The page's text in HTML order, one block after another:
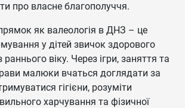
про власне благополуччя.
як валеологія в ДНЗ – це
у дітей звичок здорового
віку. Через ігри, заняття та
малюки вчаться доглядати за
гігієни, розуміти
харчування та фізичної